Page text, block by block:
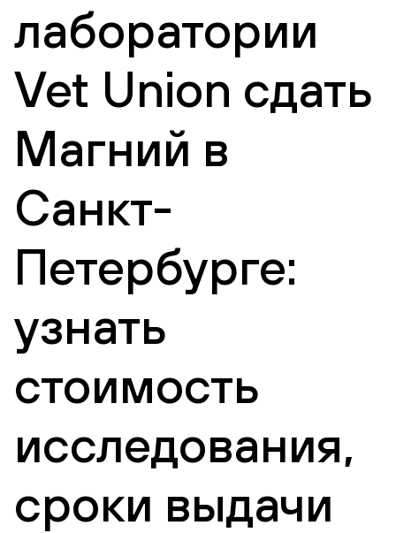
лаборатории
Vet Union сдать
Магний в
Санкт-
Петербурге:
узнать
стоимость
исследования,
сроки выдачи